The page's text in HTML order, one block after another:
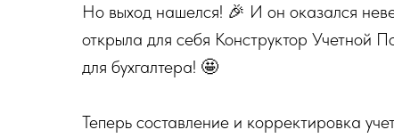
Но выход нашелся! 🎉 И он оказался
открыла для себя Конструктор Учетной
для бухгалтера! 🤩
Теперь составление и корректировка